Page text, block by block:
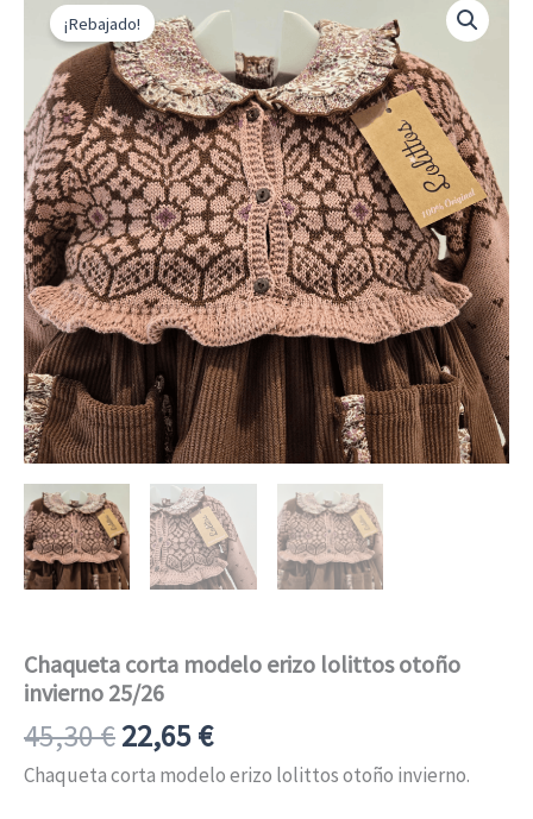
¡Rebajado!
Chaqueta corta modelo erizo lolittos otoño
invierno 25/26
45,30€
precio
original
era:
45,30 €.
22,65€
precio
actual
es:
22,65 €.
Chaqueta corta modelo erizo lolittos otoño invierno.
corta
modelo
erizo
lolittos
otoño
invierno
25/26
cantidad